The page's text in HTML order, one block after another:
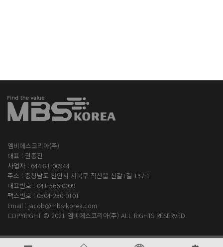
엠비에스코리아(주)
대표 : 권종진
사업자 : 644-81-00944
주소 : 충청남도 천안시 서북구 직산읍 신갈1길 137-1
대표번호 : 041-566-0099
팩스번호 : 0504-250-0101
Email : jacob@mbs-korea.com
COPYRIGHT © 2021 엠비에스코리아(주) ALL RIGHTS RESERVED.